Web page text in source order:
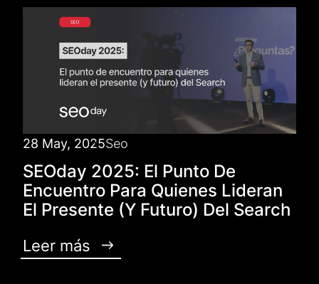
28 May, 2025Seo
SEOday 2025: El Punto De
Encuentro Para Quienes Lideran
El Presente (y Futuro) Del Search
Leer más